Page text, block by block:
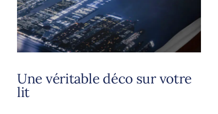
Une véritable déco sur votre
lit